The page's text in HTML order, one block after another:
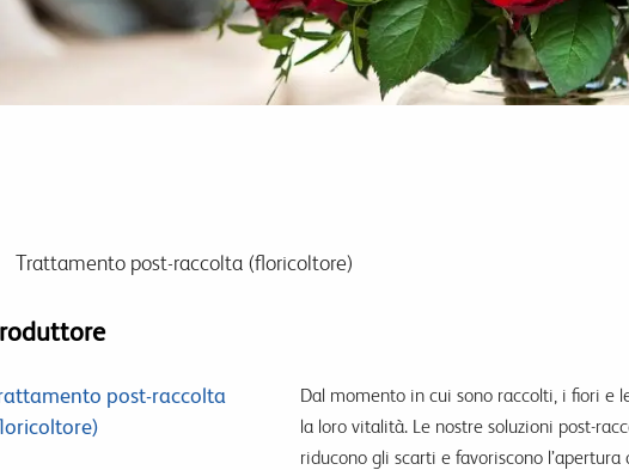
Trattamento post-raccolta (floricoltore)
post-raccolta
Dal momento in cui sono raccolti, i fiori e
la loro vitalità. Le nostre soluzioni post-
riducono gli scarti e favoriscono